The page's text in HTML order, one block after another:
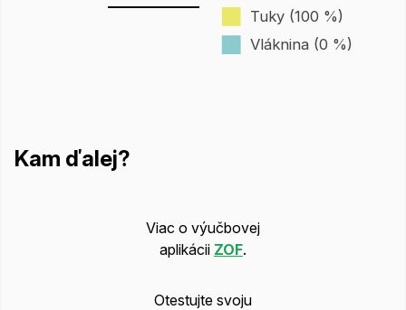
Tuky (100 %)
Vláknina (0 %)
Kam ďalej?
Viac o výučbovej
aplikácii ZOF.
Otestujte svoju